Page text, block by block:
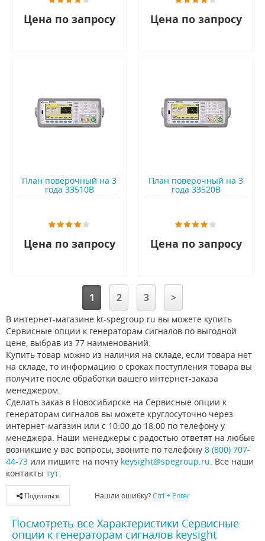
Цена по запросу Цена по запросу
План поверочный на 3
года 33510B
Цена по запросу
План поверочный на 3
года 33520B
Цена по запросу
1 2 3 >
В интернет-магазине kt-spegroup.ru вы можете купить
Сервисные опции к генераторам сигналов по выгодной
цене, выбрав из 77 наименований.
Купить товар можно из наличия на складе, если товара нет
на складе, то информацию о сроках поступления товара вы
получите после обработки вашего интернет-заказа
менеджером.
Сделать заказ в Новосибирске на Сервисные опции к
генераторам сигналов вы можете круглосуточно через
интернет-магазин или с 10:00 до 18:00 по телефону у
менеджера. Наши менеджеры с радостью ответят на любые
возникшие у вас вопросы, звоните по телефону 8 (800) 707-
44-73 или пишите на почту keysight@spegroup.ru. Все наши
контакты тут.
Поделиться Нашли ошибку?Ctrl + Enter
Посмотреть все Характеристики Сервисные
опции к генераторам сигналов keysight